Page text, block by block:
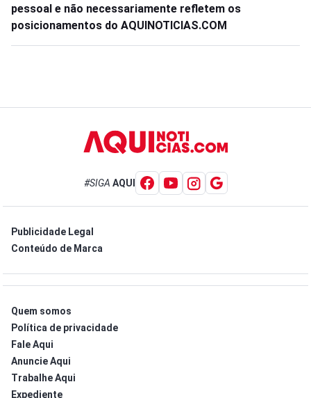
pessoal e não necessariamente refletem os
posicionamentos do AQUINOTICIAS.COM
#SIGA AQUI
Publicidade Legal
Conteúdo de Marca
Quem somos
Política de privacidade
Fale Aqui
Anuncie Aqui
Trabalhe Aqui
Expediente